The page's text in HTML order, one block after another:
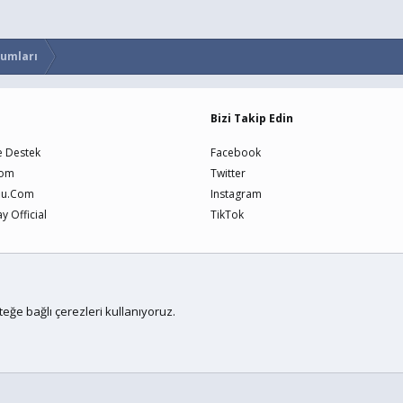
Destek
Official
Bizi Takip Edin
Facebook
Twitter
Instagram
TikTok
bağlı çerezleri kullanıyoruz.